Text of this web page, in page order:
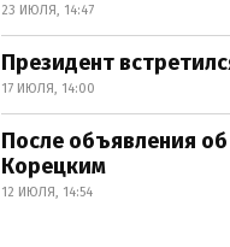
23 ИЮЛЯ, 14:47
Президент
17 ИЮЛЯ, 14:00
После объявления
Корецким
12 ИЮЛЯ, 14:54